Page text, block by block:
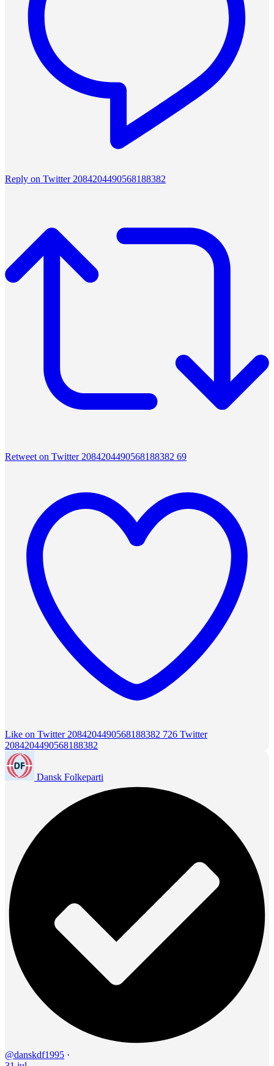
Reply on Twitter 2084204490568188382
Retweet on Twitter 2084204490568188382 69
Like on Twitter 2084204490568188382 726 Twitter
2084204490568188382
Dansk Folkeparti
@danskdf1995 ·